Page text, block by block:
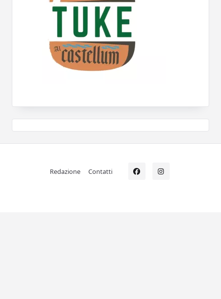
Redazione Contatti